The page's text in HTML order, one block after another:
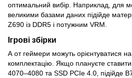
оптимальний вибір. Наприклад, для
великими базами даних підійде
Z690 із DDR5 і потужним VRM.
Ігрові збірки
А от геймери можуть орієнтуватися
комплектацію. Якщо плануєте ставити
4070–4080 та SSD PCIe 4.0, підійде